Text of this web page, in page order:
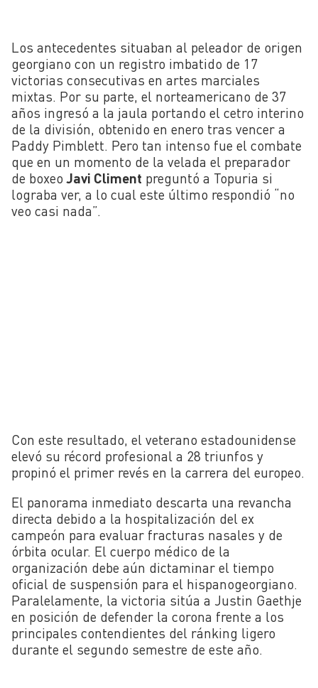
Los antecedentes situaban al peleador de origen
georgiano con un registro imbatido de 17
victorias consecutivas en artes marciales
mixtas. Por su parte, el norteamericano de 37
años ingresó a la jaula portando el cetro interino
de la división, obtenido en enero tras vencer a
Paddy Pimblett. Pero tan intenso fue el combate
que en un momento de la velada el preparador
de boxeo Javi Climent preguntó a Topuria si
lograba ver, a lo cual este último respondió “no
veo casi nada”.
Con este resultado, el veterano estadounidense
elevó su récord profesional a 28 triunfos y
propinó el primer revés en la carrera del europeo.
El panorama inmediato descarta una revancha
directa debido a la hospitalización del ex
campeón para evaluar fracturas nasales y de
órbita ocular. El cuerpo médico de la
organización debe aún dictaminar el tiempo
oficial de suspensión para el hispanogeorgiano.
Paralelamente, la victoria sitúa a Justin Gaethje
en posición de defender la corona frente a los
principales contendientes del ránking ligero
durante el segundo semestre de este año.